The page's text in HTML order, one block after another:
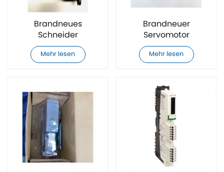
Brandneues
Schneider
RM35JA31MW-
Steuerrelais
Mehr lesen
Brandneuer
Servomotor
VIA1003C11A0000 von
Schneider
Mehr lesen